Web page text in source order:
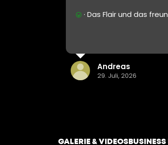
· Das Flair und das
Andreas
29. Juli, 2026
GALERIE & VIDEOS